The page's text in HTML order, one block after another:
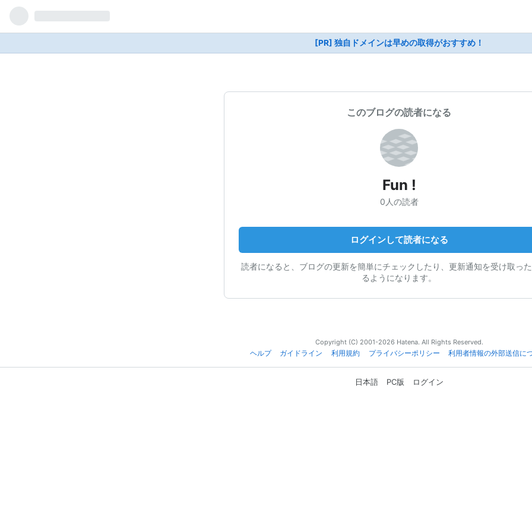
[PR] 独自ドメインは早めの取得がおすすめ！
このブログの読者になる
Fun !
0人の読者
ログインして読者になる
読者になると、ブログの更新を簡単にチェックしたり、更新通知を受け取っ
るようになります。
Copyright (C) 2001-2026 Hatena. All Rights Reserved.
ヘルプ
ガイドライン 利用規約 プライバシーポリシー 利用者情報の外部送信に
日本語 PC版 ログイン